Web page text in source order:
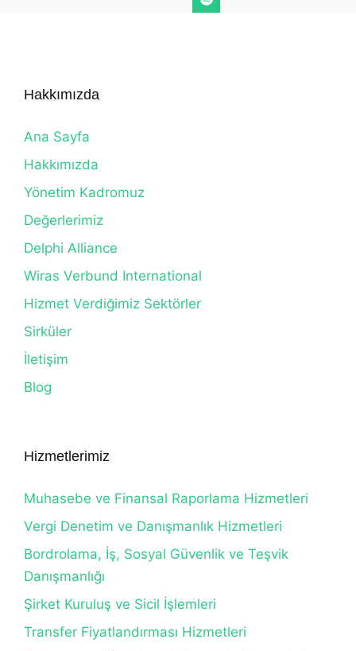
Hakkımızda
Ana Sayfa
Hakkımızda
Yönetim Kadromuz
Değerlerimiz
Delphi Alliance
Wiras Verbund International
Hizmet Verdiğimiz Sektörler
Sirküler
İletişim
Blog
Hizmetlerimiz
Muhasebe ve Finansal Raporlama Hizmetleri
Vergi Denetim ve Danışmanlık Hizmetleri
Bordrolama, İş, Sosyal Güvenlik ve Teşvik
Danışmanlığı
Şirket Kuruluş ve Sicil İşlemleri
Transfer Fiyatlandırması Hizmetleri